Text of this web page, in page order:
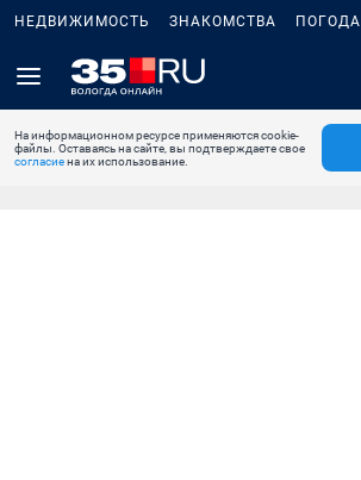
НЕДВИЖИМОСТЬ ЗНАКОМСТВА ПОГОДА
На информационном ресурсе применяются cookie-
файлы. Оставаясь на сайте, вы подтверждаете свое
согласиена их использование.